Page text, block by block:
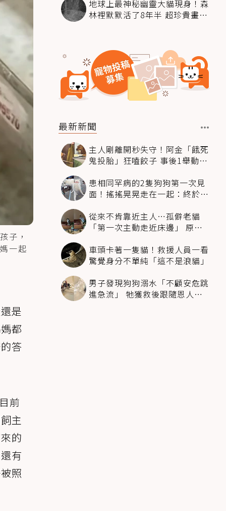
子，
一起
是
都
答
前
主
的
有
照
地球上最神秘幽靈大貓現身！森
林裡默默活了8年半 超珍貴畫面
最新新聞
主人剛離開秒失守！阿金「餓死
鬼投胎」狂嗑餃子 事後1舉動反
患相同罕病的2隻狗狗第一次見
面！搖搖晃晃走在一起：終於找
從來不肯靠近主人…孤僻老貓
「第一次主動走近床邊」 原因
車頭卡著一隻貓！救援人員一看
驚覺身分不單純「這不是浪貓」
男子發現狗狗溺水「不顧安危跳
進急流」 牠獲救後跟隨恩人不